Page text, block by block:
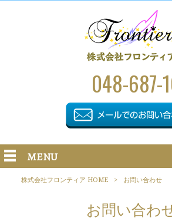
048-687-
MENU
株式会社フロンティア HOME > お問い合わせ
お問い合わ